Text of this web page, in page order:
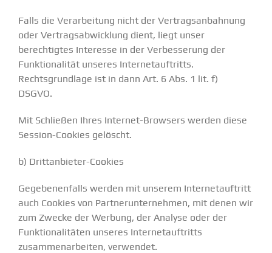
Falls die Verarbeitung nicht der Vertragsanbahnung
oder Vertragsabwicklung dient, liegt unser
berechtigtes Interesse in der Verbesserung der
Funktionalität unseres Internetauftritts.
Rechtsgrundlage ist in dann Art. 6 Abs. 1 lit. f)
DSGVO.
Mit Schließen Ihres Internet-Browsers werden diese
Session-Cookies gelöscht.
b) Drittanbieter-Cookies
Gegebenenfalls werden mit unserem Internetauftritt
auch Cookies von Partnerunternehmen, mit denen wir
zum Zwecke der Werbung, der Analyse oder der
Funktionalitäten unseres Internetauftritts
zusammenarbeiten, verwendet.